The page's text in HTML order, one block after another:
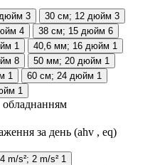
3 30 см; 12 дюйм 3
4 38 см; 15 дюйм 6
1 40,6 мм; 16 дюйм 1
8 50 мм; 20 дюйм 1
1 60 см; 24 дюйм 1
1
за день (ahv , eq)
m/s²; 2 m/s² 1